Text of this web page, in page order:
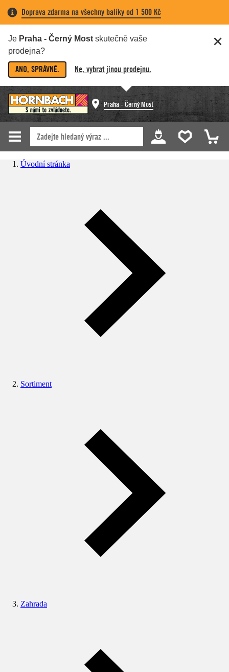
Doprava zdarma na všechny balíky od 1 500 Kč
Je Praha - Černý Most skutečně vaše
prodejna?
ANO, SPRÁVNĚ. Ne, vybrat jinou prodejnu.
Praha - Černý Most
Úvodní stránka
Sortiment
Zahrada